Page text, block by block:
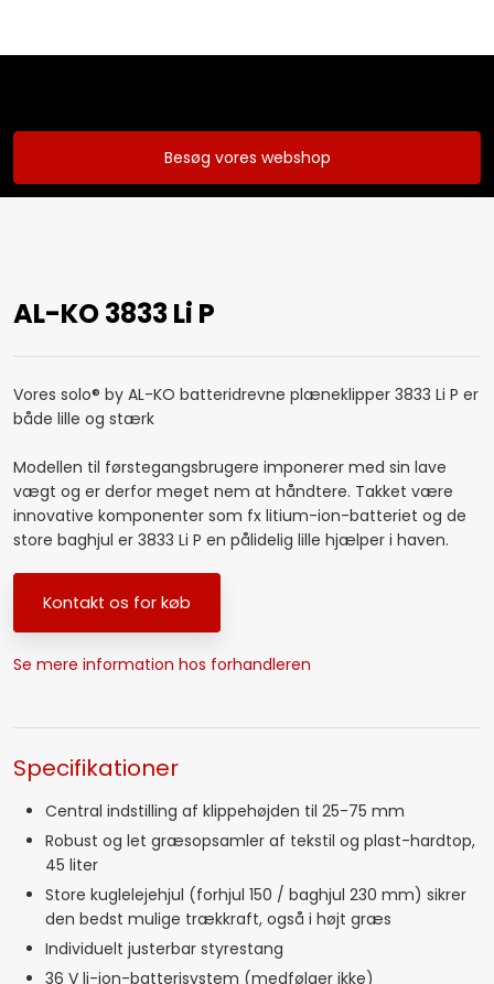
Besøg vores webshop
AL-KO 3833 Li P
Vores solo® by AL-KO batteridrevne plæneklipper 3833 Li P er
både lille og stærk
Modellen til førstegangsbrugere imponerer med sin lave
vægt og er derfor meget nem at håndtere. Takket være
innovative komponenter som fx litium-ion-batteriet og de
store baghjul er 3833 Li P en pålidelig lille hjælper i haven.
​Kontakt os for køb
Se mere information hos forhandleren
Specifikationer​
Central indstilling af klippehøjden til 25-75 mm
Robust og let græsopsamler af tekstil og plast-hardtop,
45 liter
Store kuglelejehjul (forhjul 150 / baghjul 230 mm) sikrer
den bedst mulige trækkraft, også i højt græs
Individuelt justerbar styrestang
36 V li-ion-batterisystem (medfølger ikke)